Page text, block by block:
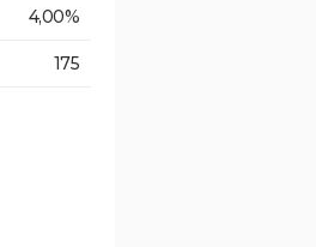
4,00%
175